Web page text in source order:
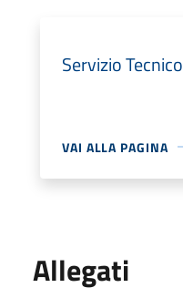
Servizio Tecnico
VAI ALLA PAGINA
Allegati